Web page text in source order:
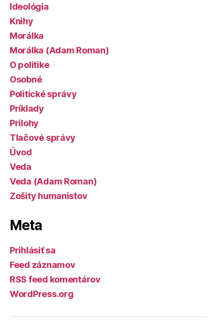
Ideológia
Knihy
Morálka
Morálka (Adam Roman)
O politike
Osobné
Politické správy
Príklady
Prílohy
Tlačové správy
Úvod
Veda
Veda (Adam Roman)
Zošity humanistov
Meta
Prihlásiť sa
Feed záznamov
RSS feed komentárov
WordPress.org